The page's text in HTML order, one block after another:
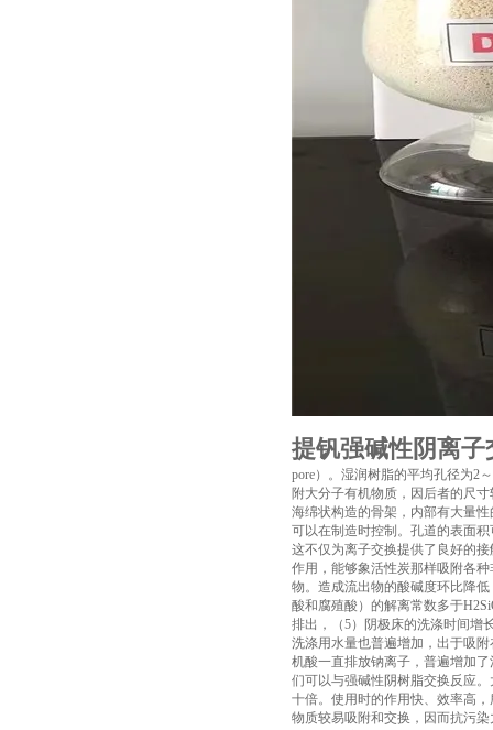
提钒强碱性阴离
pore）。湿润树脂的平均孔径为2
附大分子有机物质，因后者的尺
海绵状构造的骨架，内部有大量
可以在制造时控制。孔道的表面积
这不仅为离子交换提供了良好的
作用，能够象活性炭那样吸附各
物。造成流出物的酸碱度环比降
酸和腐殖酸）的解离常数多于
排出，（5）阴极床的洗涤时间增
洗涤用水量也普遍增加，出于吸
机酸一直排放钠离子，普遍增加
们可以与强碱性阴树脂交换反应
十倍。使用时的作用快、效率高
物质较易吸附和交换，因而抗污